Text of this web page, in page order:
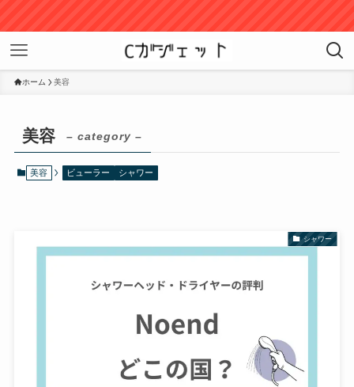
ホーム 美容
美容 – category –
美容 ビューラー シャワー
シャワー